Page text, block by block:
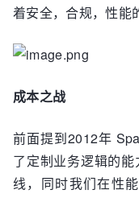
着安全，合规，性能
成本之战
前面提到2012年
了定制业务逻辑的
线，同时我们在性